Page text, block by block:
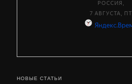
НОВЫЕ СТАТЬИ